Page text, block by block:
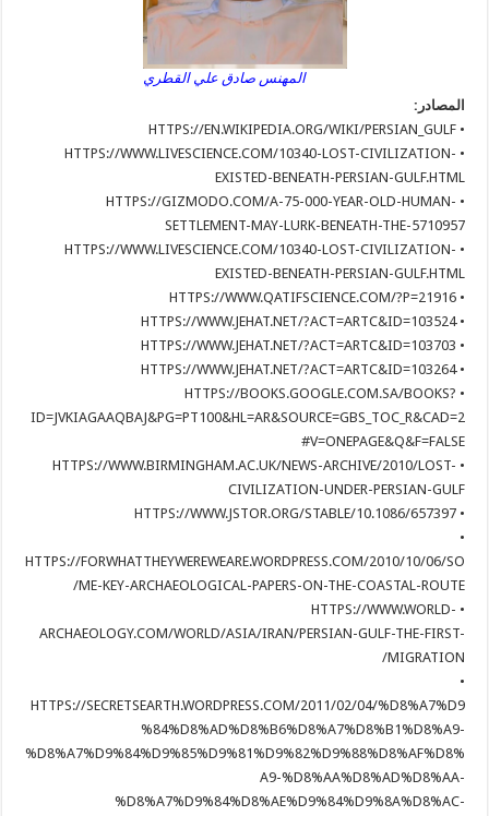
المهنس صادق علي القطري
المصادر:
• HTTPS://EN.WIKIPEDIA.ORG/WIKI/PERSIAN_GULF
• HTTPS://WWW.LIVESCIENCE.COM/10340-LOST-CIVILIZATION-
EXISTED-BENEATH-PERSIAN-GULF.HTML
• HTTPS://GIZMODO.COM/A-75-000-YEAR-OLD-HUMAN-
SETTLEMENT-MAY-LURK-BENEATH-THE-5710957
• HTTPS://WWW.LIVESCIENCE.COM/10340-LOST-CIVILIZATION-
EXISTED-BENEATH-PERSIAN-GULF.HTML
• HTTPS://WWW.QATIFSCIENCE.COM/?P=21916
• HTTPS://WWW.JEHAT.NET/?ACT=ARTC&ID=103524
• HTTPS://WWW.JEHAT.NET/?ACT=ARTC&ID=103703
• HTTPS://WWW.JEHAT.NET/?ACT=ARTC&ID=103264
• HTTPS://BOOKS.GOOGLE.COM.SA/BOOKS?
ID=JVKIAGAAQBAJ&PG=PT100&HL=AR&SOURCE=GBS_TOC_R&CAD=2
#V=ONEPAGE&Q&F=FALSE
• HTTPS://WWW.BIRMINGHAM.AC.UK/NEWS-ARCHIVE/2010/LOST-
CIVILIZATION-UNDER-PERSIAN-GULF
• HTTPS://WWW.JSTOR.ORG/STABLE/10.1086/657397
•
HTTPS://FORWHATTHEYWEREWEARE.WORDPRESS.COM/2010/10/06/SO
ME-KEY-ARCHAEOLOGICAL-PAPERS-ON-THE-COASTAL-ROUTE/
• HTTPS://WWW.WORLD-
ARCHAEOLOGY.COM/WORLD/ASIA/IRAN/PERSIAN-GULF-THE-FIRST-
MIGRATION/
•
HTTPS://SECRETSEARTH.WORDPRESS.COM/2011/02/04/%D8%A7%D9
%84%D8%AD%D8%B6%D8%A7%D8%B1%D8%A9-
%D8%A7%D9%84%D9%85%D9%81%D9%82%D9%88%D8%AF%D8%
A9-%D8%AA%D8%AD%D8%AA-
%D8%A7%D9%84%D8%AE%D9%84%D9%8A%D8%AC-